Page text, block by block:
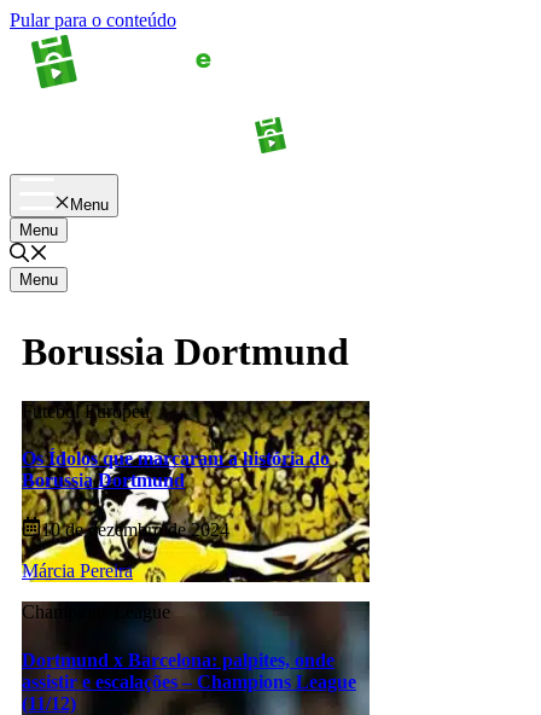
Pular para o conteúdo
Menu
Menu
Menu
Borussia Dortmund
Futebol Europeu
Os Ídolos que marcaram a história do
Borussia Dortmund
10 de dezembro de 2024
Márcia Pereira
Champions League
Dortmund x Barcelona: palpites, onde
assistir e escalações – Champions League
(11/12)